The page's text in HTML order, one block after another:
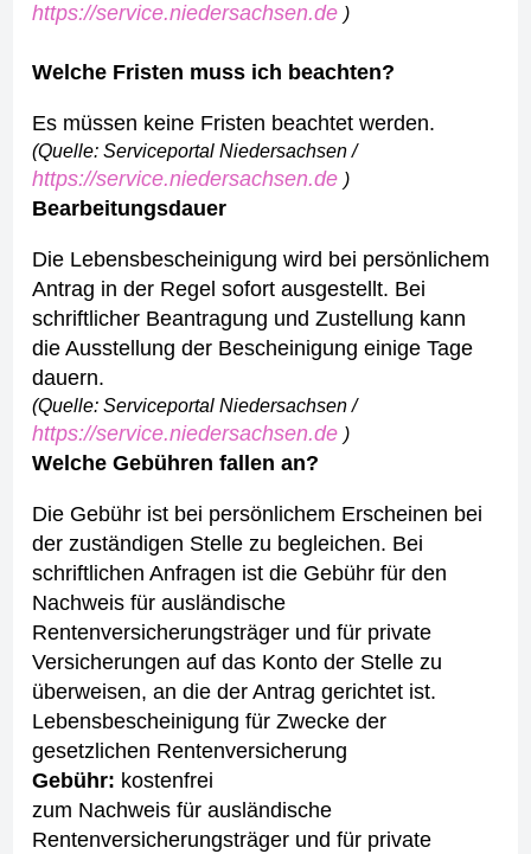
https://service.niedersachsen.de )
Welche Fristen muss ich beachten?
Es müssen keine Fristen beachtet werden.
(Quelle: Serviceportal Niedersachsen /
https://service.niedersachsen.de )
Bearbeitungsdauer
Die Lebensbescheinigung wird bei persönlichem
Antrag in der Regel sofort ausgestellt. Bei
schriftlicher Beantragung und Zustellung kann
die Ausstellung der Bescheinigung einige Tage
dauern.
(Quelle: Serviceportal Niedersachsen /
https://service.niedersachsen.de )
Welche Gebühren fallen an?
Die Gebühr ist bei persönlichem Erscheinen bei
der zuständigen Stelle zu begleichen. Bei
schriftlichen Anfragen ist die Gebühr für den
Nachweis für ausländische
Rentenversicherungsträger und für private
Versicherungen auf das Konto der Stelle zu
überweisen, an die der Antrag gerichtet ist.
Lebensbescheinigung für Zwecke der
gesetzlichen Rentenversicherung
Gebühr: kostenfrei
zum Nachweis für ausländische
Rentenversicherungsträger und für private